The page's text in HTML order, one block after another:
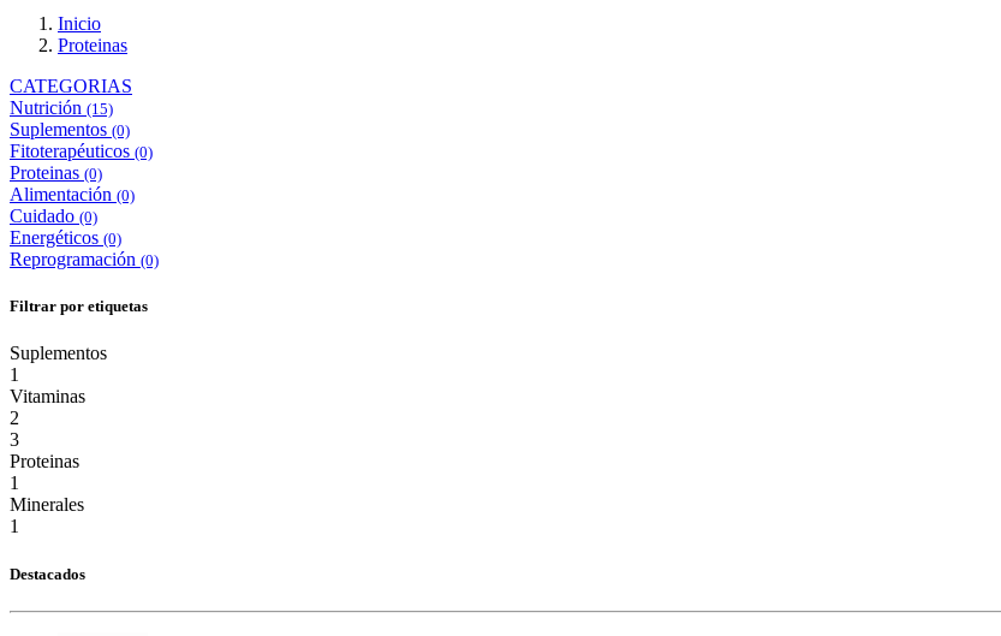
Inicio
Proteinas
CATEGORIAS
Nutrición (15)
Suplementos (0)
Fitoterapéuticos (0)
Proteinas (0)
Alimentación (0)
Cuidado (0)
Energéticos (0)
Reprogramación (0)
Filtrar por etiquetas
Suplementos
1
Vitaminas
2
3
Proteinas
1
Minerales
1
Destacados